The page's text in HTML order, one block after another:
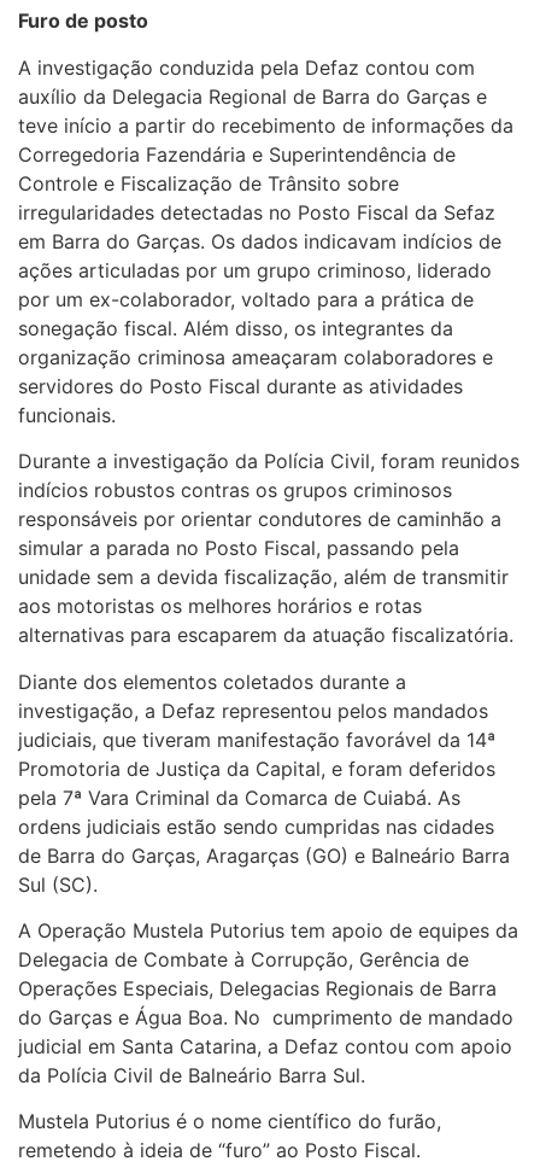
Furo de posto
A investigação conduzida pela Defaz contou com
auxílio da Delegacia Regional de Barra do Garças e
teve início a partir do recebimento de informações da
Corregedoria Fazendária e Superintendência de
Controle e Fiscalização de Trânsito sobre
irregularidades detectadas no Posto Fiscal da Sefaz
em Barra do Garças. Os dados indicavam indícios de
ações articuladas por um grupo criminoso, liderado
por um ex-colaborador, voltado para a prática de
sonegação fiscal. Além disso, os integrantes da
organização criminosa ameaçaram colaboradores e
servidores do Posto Fiscal durante as atividades
funcionais.
Durante a investigação da Polícia Civil, foram reunidos
indícios robustos contras os grupos criminosos
responsáveis por orientar condutores de caminhão a
simular a parada no Posto Fiscal, passando pela
unidade sem a devida fiscalização, além de transmitir
aos motoristas os melhores horários e rotas
alternativas para escaparem da atuação fiscalizatória.
Diante dos elementos coletados durante a
investigação, a Defaz representou pelos mandados
judiciais, que tiveram manifestação favorável da 14ª
Promotoria de Justiça da Capital, e foram deferidos
pela 7ª Vara Criminal da Comarca de Cuiabá. As
ordens judiciais estão sendo cumpridas nas cidades
de Barra do Garças, Aragarças (GO) e Balneário Barra
Sul (SC).
A Operação Mustela Putorius tem apoio de equipes da
Delegacia de Combate à Corrupção, Gerência de
Operações Especiais, Delegacias Regionais de Barra
do Garças e Água Boa. No cumprimento de mandado
judicial em Santa Catarina, a Defaz contou com apoio
da Polícia Civil de Balneário Barra Sul.
Mustela Putorius é o nome científico do furão,
remetendo à ideia de “furo” ao Posto Fiscal.